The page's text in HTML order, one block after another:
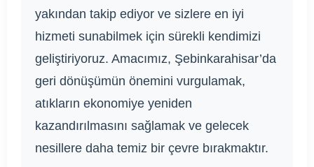
yakından takip ediyor ve sizlere en iyi
hizmeti sunabilmek için sürekli kendimizi
geliştiriyoruz. Amacımız, Şebinkarahisar’da
geri dönüşümün önemini vurgulamak,
atıkların ekonomiye yeniden
kazandırılmasını sağlamak ve gelecek
nesillere daha temiz bir çevre bırakmaktır.